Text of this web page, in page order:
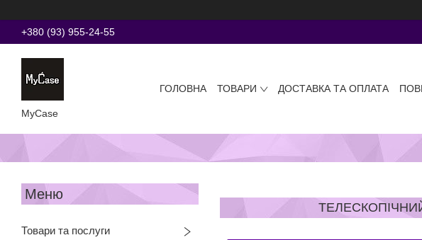
+380 (93) 955-24-55
MyCase
ГОЛОВНА ТОВАРИ ДОСТАВКА ТА ОПЛАТА
Товари та послуги